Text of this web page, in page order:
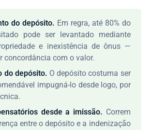
do depósito. Em regra, até 80% do
pode ser levantado mediante
e inexistência de ônus —
concordância com o valor.
do depósito. O depósito costuma ser
impugná-lo desde logo, por
desde a imissão. Correm
entre o depósito e a indenização